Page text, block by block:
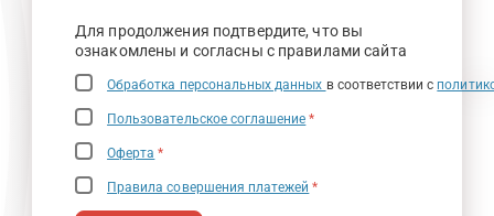
Для продолжения подтвердите, что вы
ознакомлены и согласны с правилами сайта
Обработка персональных данных в соответствии с
Пользовательское соглашение *
Оферта *
Правила совершения платежей *